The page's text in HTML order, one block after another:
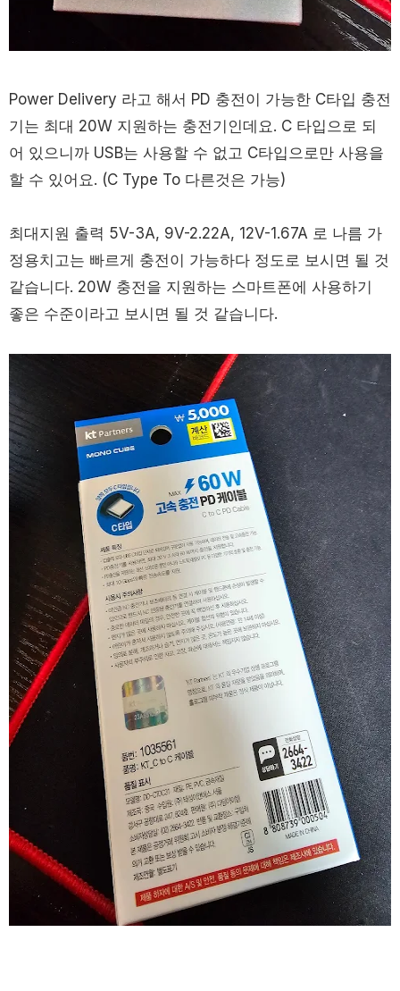
Power Delivery 라고 해서 PD 충전이 가능한 C타입 충전
기는 최대 20W 지원하는 충전기인데요. C 타입으로 되
어 있으니까 USB는 사용할 수 없고 C타입으로만 사용을
할 수 있어요. (C Type To 다른것은 가능)
최대지원 출력 5V-3A, 9V-2.22A, 12V-1.67A 로 나름 가
정용치고는 빠르게 충전이 가능하다 정도로 보시면 될 것
같습니다. 20W 충전을 지원하는 스마트폰에 사용하기
좋은 수준이라고 보시면 될 것 같습니다.